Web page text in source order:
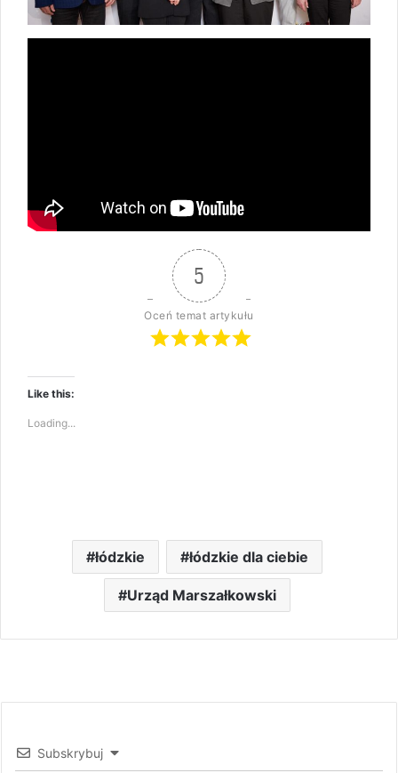
5
Oceń temat artykułu
Like this:
Loading...
łódzkie łódzkie dla ciebie
Urząd Marszałkowski
Subskrybuj